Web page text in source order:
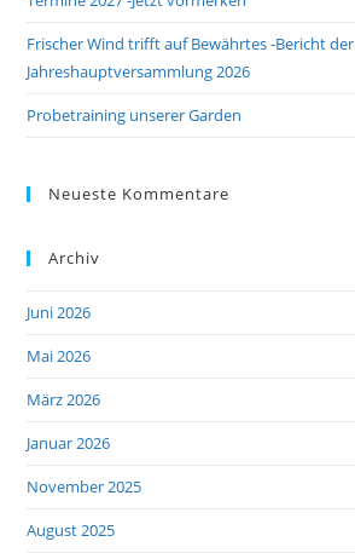
Frischer Wind trifft auf Bewährtes -Bericht der
Jahreshauptversammlung 2026
Probetraining unserer Garden
Neueste Kommentare
Archiv
Juni 2026
Mai 2026
März 2026
Januar 2026
November 2025
August 2025